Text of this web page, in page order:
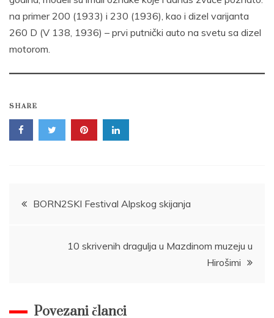
na primer 200 (1933) i 230 (1936), kao i dizel varijanta
260 D (V 138, 1936) – prvi putnički auto na svetu sa dizel
motorom.
SHARE
Post
BORN2SKI Festival Alpskog skijanja
10 skrivenih dragulja u Mazdinom muzeju u
Hirošimi
Povezani članci